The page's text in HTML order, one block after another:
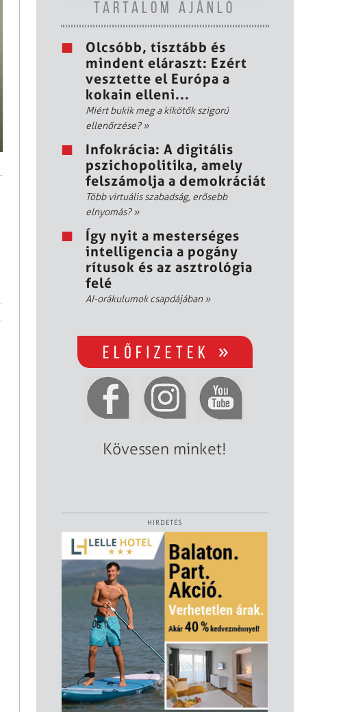
TARTALOM AJÁNLÓ
Olcsóbb, tisztább és
mindent eláraszt: Ezért
vesztette el Európa a
kokain elleni...
Miért bukik meg a kikötők szigorú
ellenőrzése?»
Infokrácia: A digitális
pszichopolitika, amely
felszámolja a demokráciát
Több virtuális szabadság, erősebb
elnyomás?»
Így nyit a mesterséges
intelligencia a pogány
rítusok és az asztrológia
felé
AI-orákulumok csapdájában»
Kövessen minket!
HIRDETÉS